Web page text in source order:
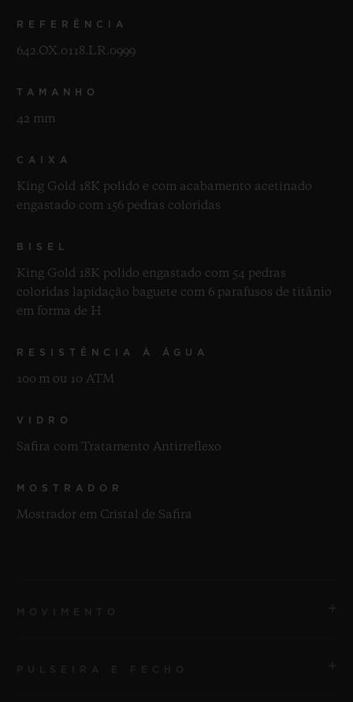
REFERÊNCIA
642.OX.0118.LR.0999
TAMANHO
42 mm
CAIXA
King Gold 18K polido e com acabamento acetinado
engastado com 156 pedras coloridas
BISEL
King Gold 18K polido engastado com 54 pedras
coloridas lapidação baguete com 6 parafusos de titânio
em forma de H
RESISTÊNCIA À ÁGUA
100 m ou 10 ATM
VIDRO
Safira com Tratamento Antirreflexo
MOSTRADOR
Mostrador em Cristal de Safira